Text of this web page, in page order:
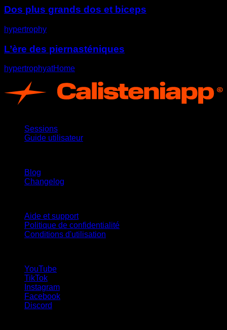
Dos plus grands dos et biceps
hypertrophy
L’ère des piernasténiques
hypertrophyatHome
Sessions
Guide utilisateur
Blog
Changelog
Aide et support
Politique de confidentialité
Conditions d'utilisation
YouTube
TikTok
Instagram
Facebook
Discord